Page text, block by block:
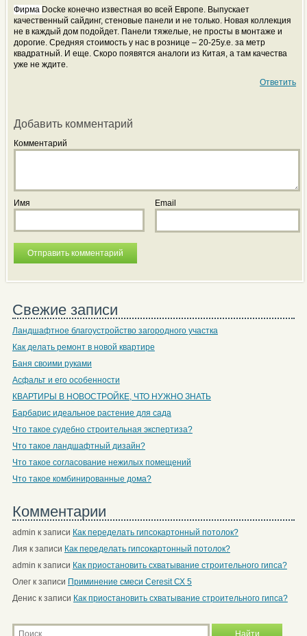
Фирма Docke конечно известная во всей Европе. Выпускает
качественный сайдинг, стеновые панели и не только. Новая коллекция
не в каждый дом подойдет. Панели тяжелые, не просты в монтаже и
дорогие. Средняя стоимость у нас в рознице – 20-25у.е. за метр
квадратный. И еще. Скоро появятся аналоги из Китая, а там качества
уже не ждите.
Ответить
Добавить комментарий
Комментарий
Имя Email
Свежие записи
Ландшафтное благоустройство загородного участка
Как делать ремонт в новой квартире
Баня своими руками
Асфальт и его особенности
КВАРТИРЫ В НОВОСТРОЙКЕ, ЧТО НУЖНО ЗНАТЬ
Барбарис идеальное растение для сада
Что такое судебно строительная экспертиза?
Что такое ландшафтный дизайн?
Что такое согласование нежилых помещений
Что такое комбинированные дома?
Комментарии
admin к записи Как переделать гипсокартонный потолок?
Лия к записи Как переделать гипсокартонный потолок?
admin к записи Как приостановить схватывание строительного гипса?
Олегк записи Приминение смеси Ceresit СХ 5
Дениск записи Как приостановить схватывание строительного гипса?